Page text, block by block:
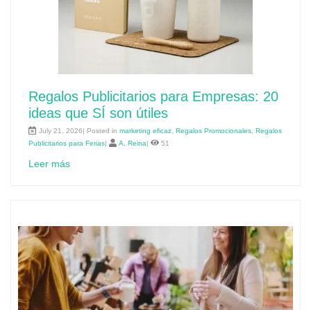
Regalos Publicitarios para Empresas: 20
ideas que SÍ son útiles
July 21, 2026| Posted in marketing eficaz Regalos Promocionales Regalos
Publicitarios para Ferias| A. Reina| 51
Leer más